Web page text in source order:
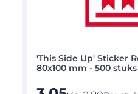
'This Side Up' Sticker
80x100 mm - 500 stuks